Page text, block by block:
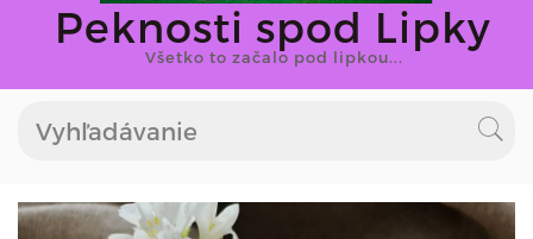
Peknosti spod Lipky
Všetko to začalo pod lipkou...